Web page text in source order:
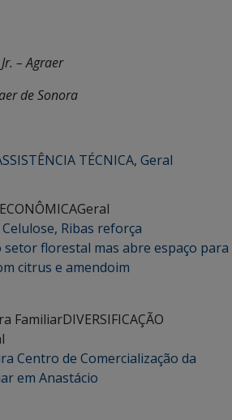
– Agraer
de Sonora
TÉCNICA, Geral
Geral
Ribas reforça
florestal mas abre espaço para
citrus e amendoim
FamiliarDIVERSIFICAÇÃO
Centro de Comercialização da
em Anastácio